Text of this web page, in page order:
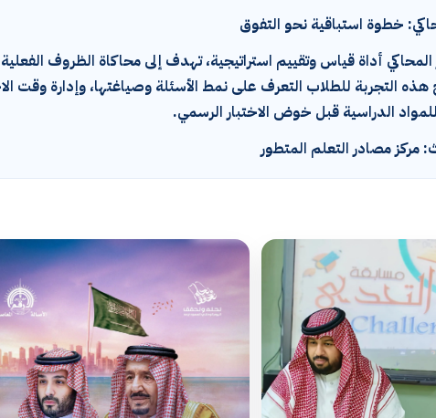
خطوة استباقية نحو التفوق
المحاكي أداة قياس وتقييم استراتيجية، تهدف إلى محاكاة الظروف
هذه التجربة للطلاب التعرف على نمط الأسئلة وصياغتها، وإدارة وقت
الدراسية قبل خوض الاختبار الرسمي.
مركز مصادر التعلم المتطور